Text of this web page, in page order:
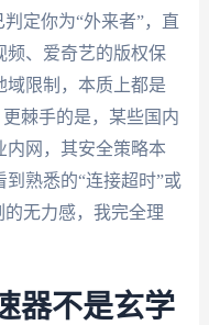
定你为“外来者”，直
频、爱奇艺的版权保
域限制，本质上都是
棘手的是，某些国内
内网，其安全策略本
熟悉的“连接超时”或
无力感，我完全理
器不是玄学